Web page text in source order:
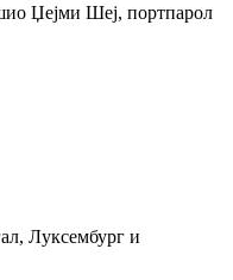
Џејми Шеј, портпарол
Луксембург и